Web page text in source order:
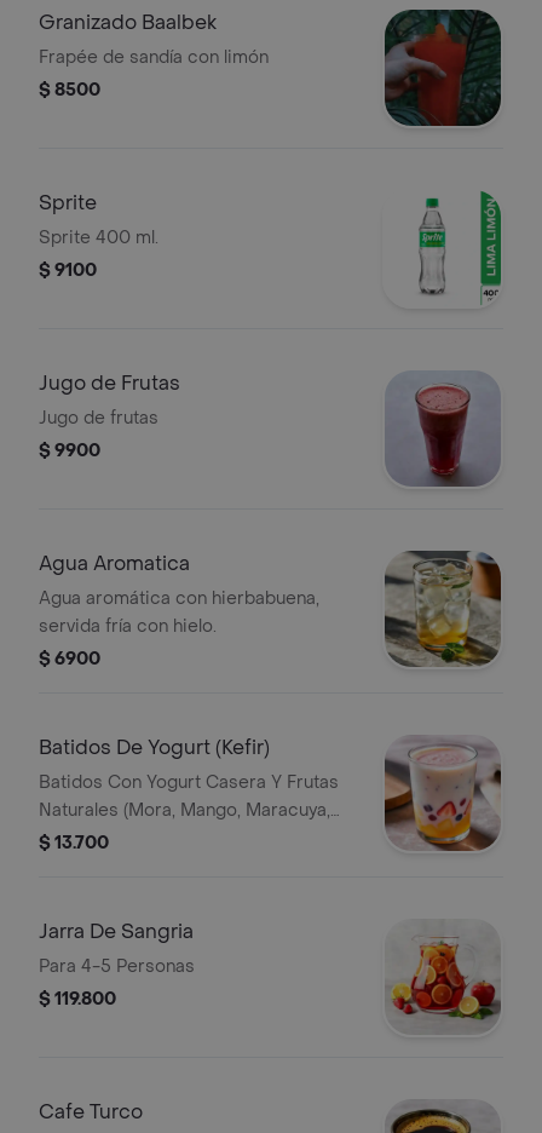
Granizado Baalbek
Frapée de sandía con limón
$ 8500
Sprite
Sprite 400 ml.
$ 9100
Jugo de Frutas
Jugo de frutas
$ 9900
Agua Aromatica
Agua aromática con hierbabuena,
servida fría con hielo.
$ 6900
Batidos De Yogurt (Kefir)
Batidos Con Yogurt Casera Y Frutas
Naturales (Mora, Mango, Maracuya,
Fresa, Feijoa, Lulo Y Pina)
$ 13.700
Jarra De Sangria
Para 4-5 Personas
$ 119.800
Cafe Turco